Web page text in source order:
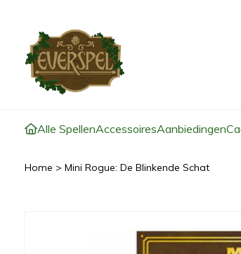
Alle SpellenAccessoiresAanbiedingen
Home > Mini Rogue: De Blinkende Schat